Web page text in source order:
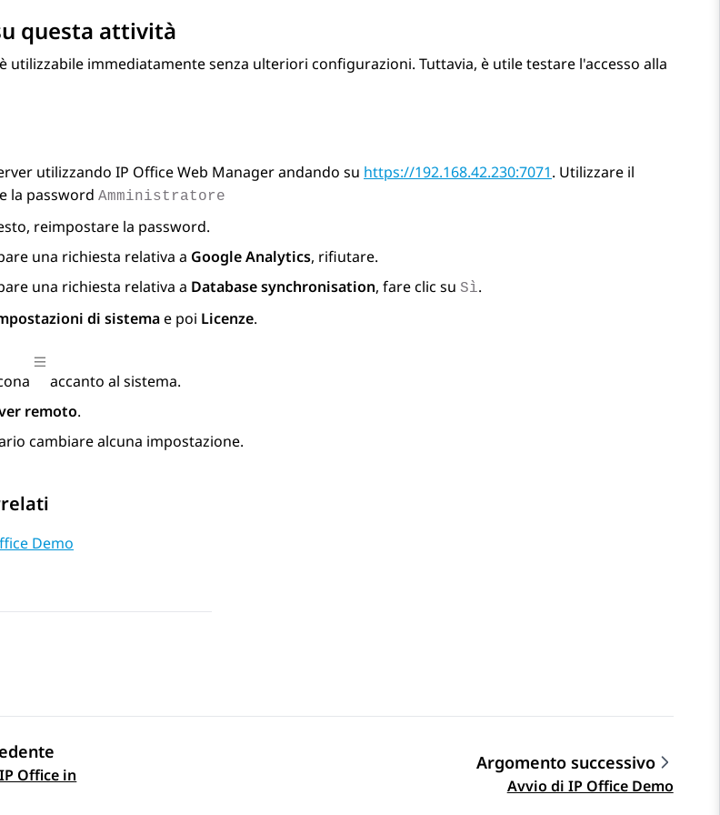
questa attività
utilizzabile immediatamente senza ulteriori configurazioni. Tuttavia, è utile testare l'accesso alla
utilizzando IP Office Web Managerandando su https://192.168.42.230:7071. Utilizzare il
la password Amministratore
reimpostare la password.
una richiesta relativa a Google Analytics, rifiutare.
una richiesta relativa a Database synchronisation, fare clic su Sì.
di sistemae poi Licenze.
accanto al sistema.
remoto.
cambiare alcuna impostazione.
Demo
Office in
Argomento successivo
Avvio di IP Office Demo